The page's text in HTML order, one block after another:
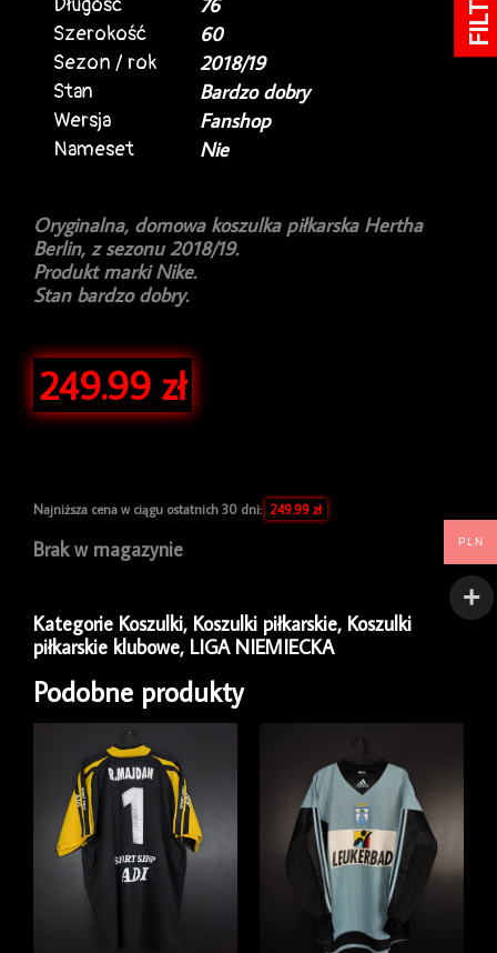
Szerokość
60
Sezon / rok
2018/19
Stan
Bardzo dobry
Wersja
Fanshop
Nameset
Nie
Oryginalna, domowa koszulka piłkarska Hertha
Berlin, z sezonu 2018/19.
Produkt marki Nike.
Stan bardzo dobry.
249.99 zł
Najniższa cena w ciągu ostatnich 30 dni: 249.99 zł
Brak w magazynie
Kategorie Koszulki, Koszulki piłkarskie, Koszulki
piłkarskie klubowe, LIGA NIEMIECKA
Podobne produkty
PLN